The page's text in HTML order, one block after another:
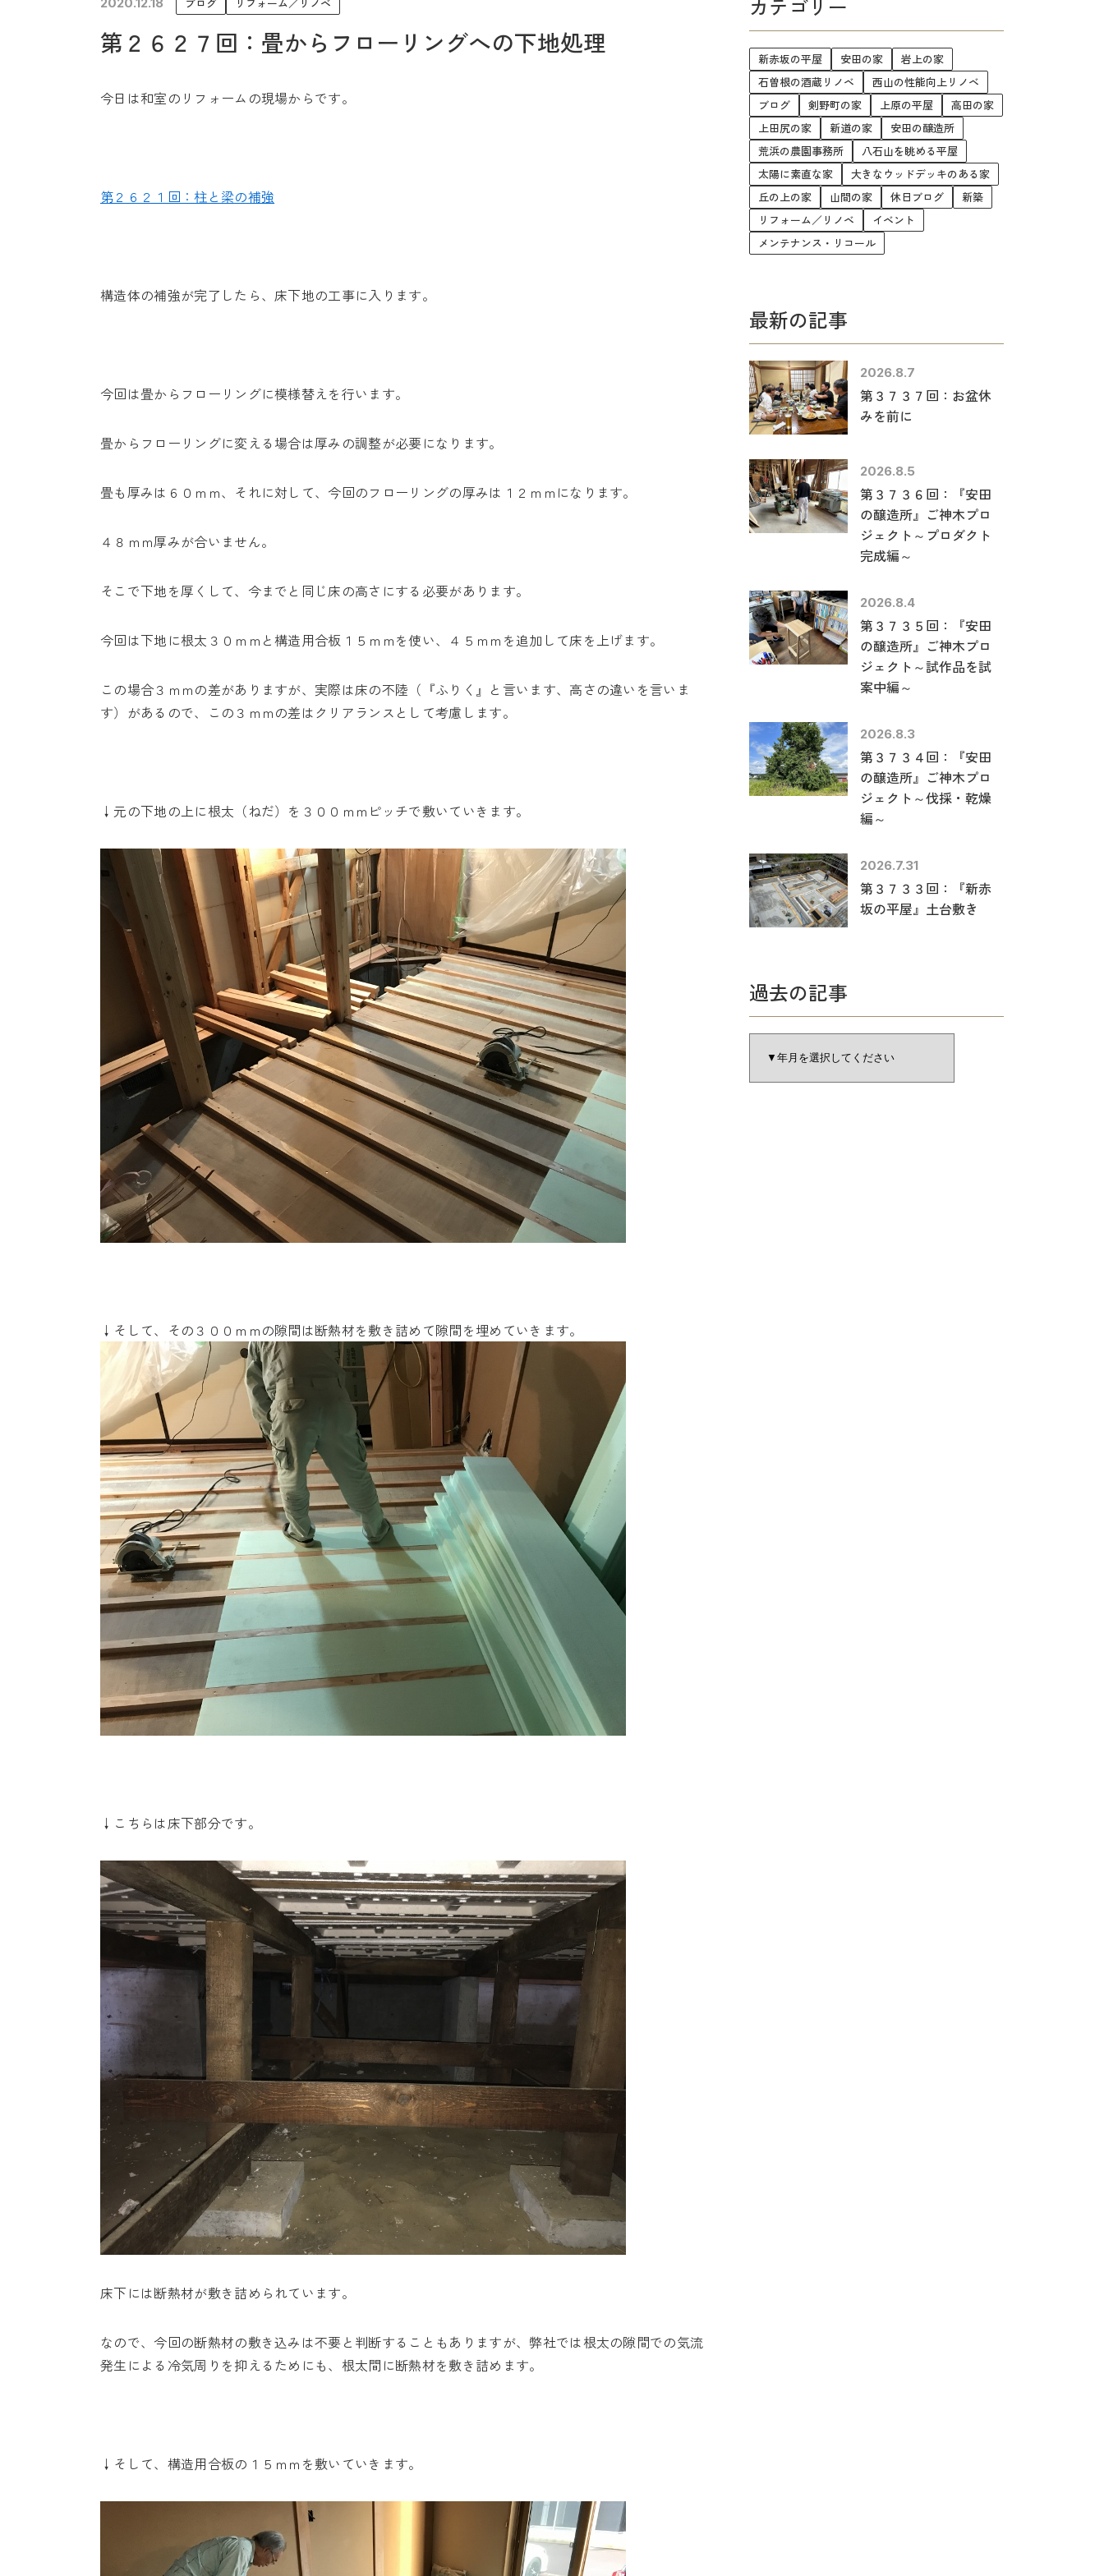
未来に住み継ぐ平屋
第２６２７回：畳からフローリングへの下地処理
今日は和室のリフォームの現場からです。
第２６２１回：柱と梁の補強
構造体の補強が完了したら、床下地の工事に入ります。
今回は畳からフローリングに模様替えを行います。
畳からフローリングに変える場合は厚みの調整が必要になります。
畳も厚みは６０ｍｍ、それに対して、今回のフローリングの厚みは１２ｍｍになります。
４８ｍｍ厚みが合いません。
そこで下地を厚くして、今までと同じ床の高さにする必要があります。
今回は下地に根太３０ｍｍと構造用合板１５ｍｍを使い、４５ｍｍを追加して床を上げます。
この場合３ｍｍの差がありますが、実際は床の不陸（『ふりく』と言います、高さの違いを言いま
す）があるので、この３ｍｍの差はクリアランスとして考慮します。
↓元の下地の上に根太（ねだ）を３００ｍｍピッチで敷いていきます。
↓そして、その３００ｍｍの隙間は断熱材を敷き詰めて隙間を埋めていきます。
↓こちらは床下部分です。
床下には断熱材が敷き詰められています。
なので、今回の断熱材の敷き込みは不要と判断することもありますが、弊社では根太の隙間での気流
発生による冷気周りを抑えるためにも、根太間に断熱材を敷き詰めます。
↓そして、構造用合板の１５ｍｍを敷いていきます。
カテゴリー
新赤坂の平屋 安田の家
岩上の家
石曽根の酒蔵リノベ
西山の性能向上リノベ
ブログ
剣野町の家 上原の平屋
高田の家
上田尻の家
新道の家
安田の醸造所
荒浜の農園事務所
八石山を眺める平屋
太陽に素直な家
大きなウッドデッキのある家
丘の上の家
山間の家 休日ブログ
新築
リフォーム／リノベ
イベント
メンテナンス・リコール
最新の記事
2026.8.7
第３７３７回：お盆休
みを前に
2026.8.5
第３７３６回：『安田
の醸造所』ご神木プロ
ジェクト～プロダクト
完成編～
2026.8.4
第３７３５回：『安田
の醸造所』ご神木プロ
ジェクト～試作品を試
案中編～
2026.8.3
第３７３４回：『安田
の醸造所』ご神木プロ
ジェクト～伐採・乾燥
編～
2026.7.31
第３７３３回：『新赤
坂の平屋』土台敷き
過去の記事